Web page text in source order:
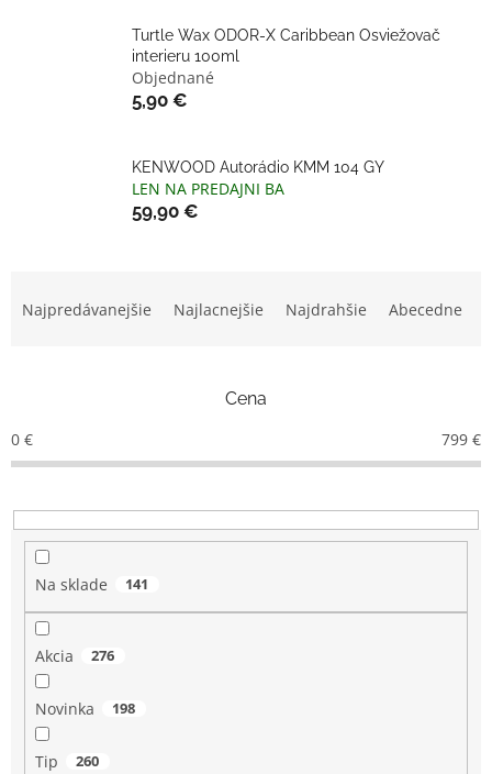
Turtle Wax ODOR-X Caribbean Osviežovač
interieru 100ml
Objednané
5,90 €
KENWOOD Autorádio KMM 104 GY
LEN NA PREDAJNI BA
59,90 €
e
p
d
Najpredávanejšie Najlacnejšie Najdrahšie Abecedne
Cena
0 € 799 €
Na sklade 141
Akcia 276
Novinka 198
Tip 260